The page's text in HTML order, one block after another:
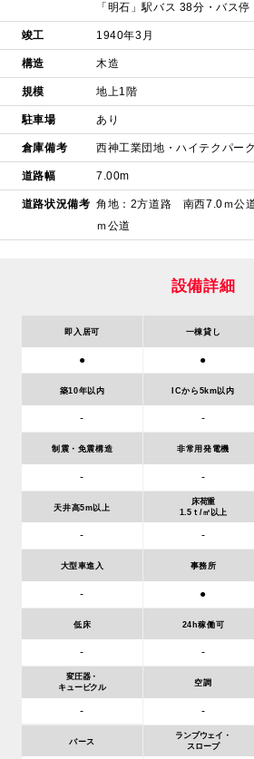
「明石」駅バス 38分・バス
竣工 1940年3月
構造 木造
規模 地上1階
駐車場 あり
倉庫備考 西神工業団地・ハイテクパー
道路幅 7.00m
道路状況備考 角地：2方道路 南西7.0ｍ
ｍ公道
設備詳細
即入居可
●
一棟貸し
●
築10年以内
-
ICから5km以内
-
制震・免震構造
-
非常用発電機
-
天井高5m以上
-
床荷重
1.5ｔ/㎡以上
-
大型車進入
-
事務所
●
低床
-
24h稼働可
-
変圧器・
キュービクル
-
空調
-
バース
ランプウェイ・
スロープ